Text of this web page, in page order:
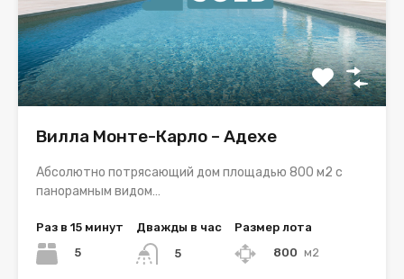
Вилла Монте-Карло – Адехе
Абсолютно потрясающий дом площадью 800 м2 с
панорамным видом…
Раз в 15 минут
5
Дважды в час
5
Размер лота
800 м2